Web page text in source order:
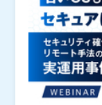
環境で業務が
直面する企業
リティ基盤を
り運用もシン
しやすい価格
しながらセキ
業を対象にビ
にとって、有
加ください。